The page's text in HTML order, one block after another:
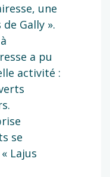
une
Gally ».
a pu
activité :
se
Lajus